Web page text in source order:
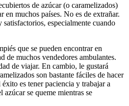
de azúcar (o caramelizados)
muchos países. No es de extrañar.
especialmente cuando
que se pueden encontrar en
de muchos vendedores ambulantes.
de viajar. En cambio, le gustará
son bastante fáciles de hacer
es tener paciencia y trabajar a
se queme mientras se